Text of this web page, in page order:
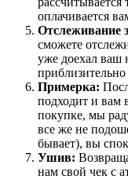
оплачивается
Отслеживание
сможете
уже доехал
приблизительно
Примерка:
подходит и вам
покупке, мы
все же не
бывает), вы
Ушив:
нам свой чек с